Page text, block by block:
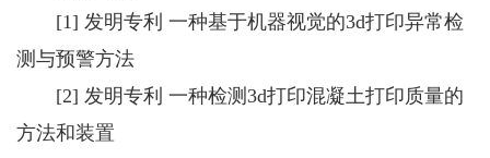
[1] 发明专利 一种基于机器视觉的3d打印异常检
测与预警方法
[2] 发明专利 一种检测3d打印混凝土打印质量的
方法和装置